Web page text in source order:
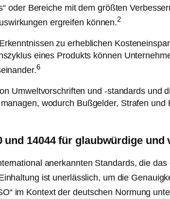
oder Bereiche mit dem größten
ergreifen können.2
zu erheblichen
eines Produkts können
6
Umweltvorschriften und -standards und
wodurch Bußgelder, Strafen
und 14044 für glaubwürdige
anerkannten Standards, die
ist unerlässlich, um die
im Kontext der deutschen Normung